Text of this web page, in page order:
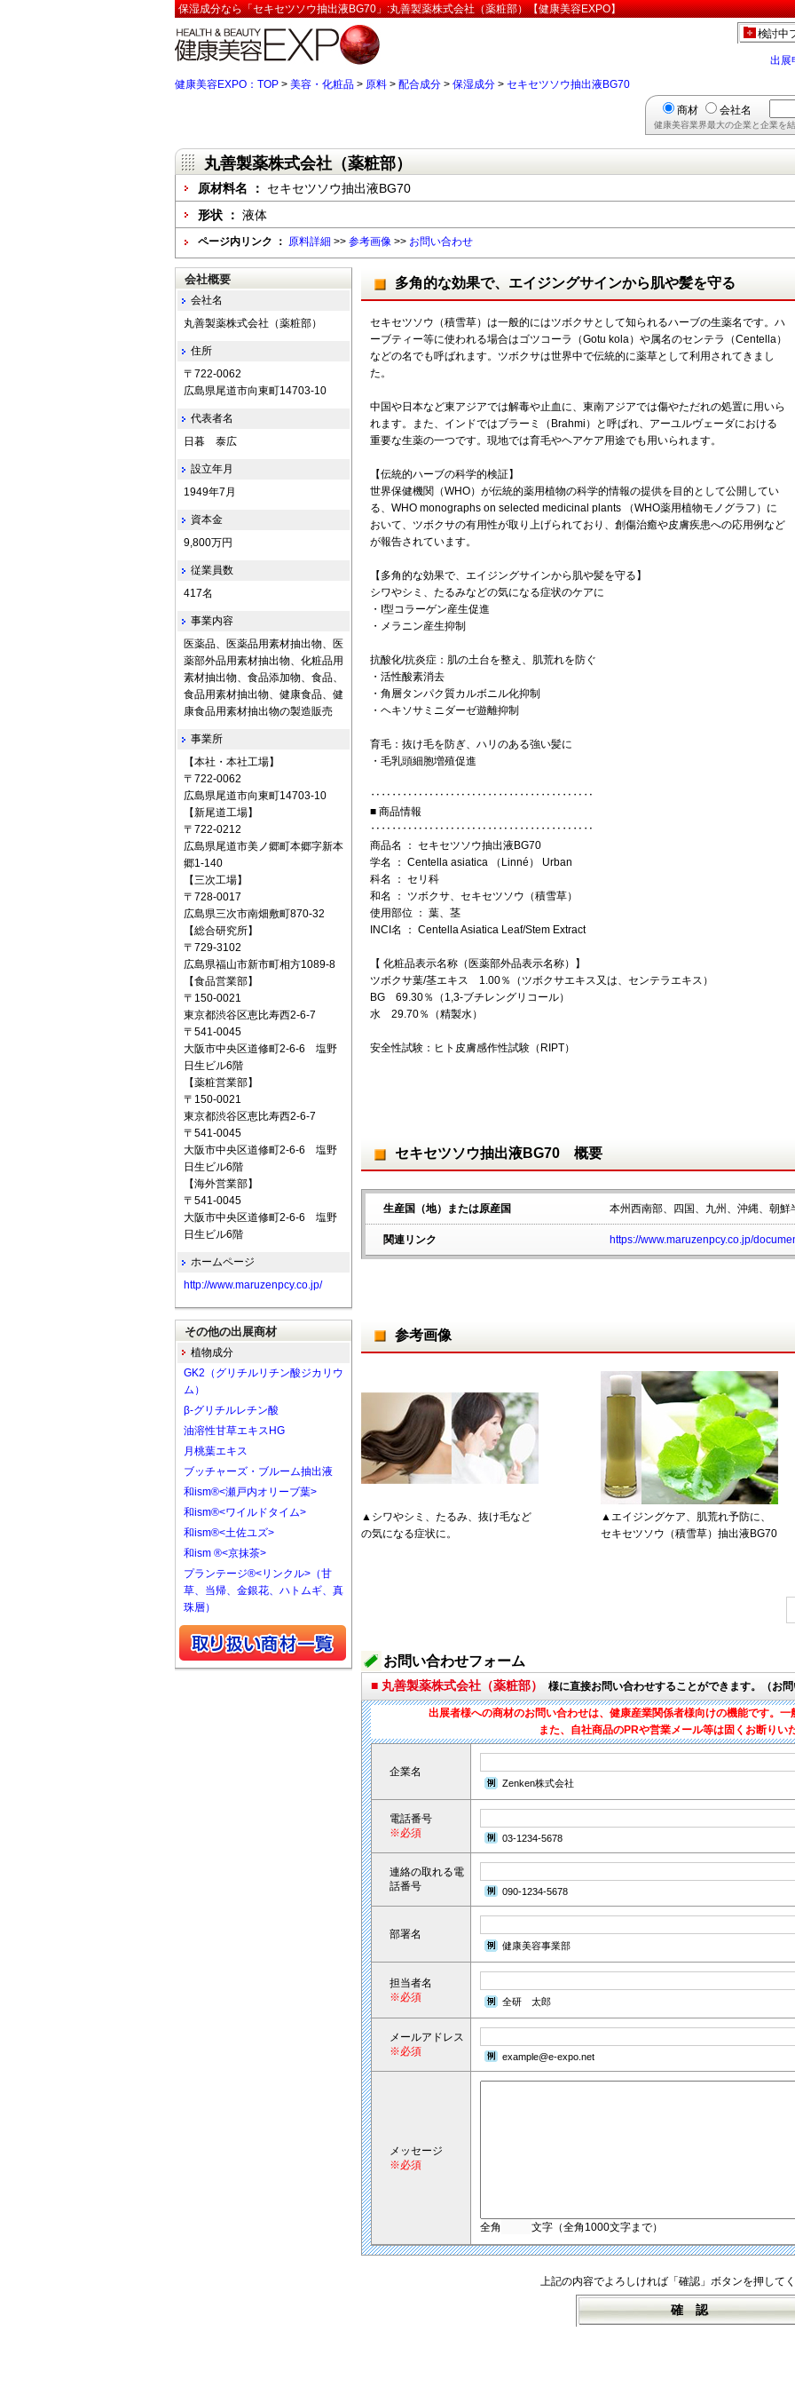
保湿成分なら「セキセツソウ抽出液BG70」:丸善製薬株式会社（薬粧部）【健康美容EXPO】
検討中
出展
健康美容EXPO：TOP > 美容・化粧品 > 原料 > 配合成分 > 保湿成分 > セキセツソウ抽出液BG70
商材 会社名
健康美容業界最大の企業と企業を
丸善製薬株式会社（薬粧部）
原材料名 ： セキセツソウ抽出液BG70
形状 ： 液体
ページ内リンク ： 原料詳細 >> 参考画像 >> お問い合わせ
多角的な効果で、エイジングサインから肌や髪を守る
セキセツソウ（積雪草）は一般的にはツボクサとして知られるハーブの生薬名です。ハ
ーブティー等に使われる場合はゴツコーラ（Gotu kola）や属名のセンテラ（Centella）
などの名でも呼ばれます。ツボクサは世界中で伝統的に薬草として利用されてきまし
た。
中国や日本など東アジアでは解毒や止血に、東南アジアでは傷やただれの処置に用いら
れます。また、インドではブラーミ（Brahmi）と呼ばれ、アーユルヴェーダにおける
重要な生薬の一つです。現地では育毛やヘアケア用途でも用いられます。
【伝統的ハーブの科学的検証】
世界保健機関（WHO）が伝統的薬用植物の科学的情報の提供を目的として公開してい
る、WHO monographs on selected medicinal plants （WHO薬用植物モノグラフ）に
おいて、ツボクサの有用性が取り上げられており、創傷治癒や皮膚疾患への応用例など
が報告されています。
【多角的な効果で、エイジングサインから肌や髪を守る】
シワやシミ、たるみなどの気になる症状のケアに
・I型コラーゲン産生促進
・メラニン産生抑制
抗酸化/抗炎症：肌の土台を整え、肌荒れを防ぐ
・活性酸素消去
・角層タンパク質カルボニル化抑制
・ヘキソサミニダーゼ遊離抑制
育毛：抜け毛を防ぎ、ハリのある強い髪に
・毛乳頭細胞増殖促進
‥‥‥‥‥‥‥‥‥‥‥‥‥‥‥‥‥‥‥‥‥
■ 商品情報
‥‥‥‥‥‥‥‥‥‥‥‥‥‥‥‥‥‥‥‥‥
商品名 ： セキセツソウ抽出液BG70
学名 ： Centella asiatica （Linné） Urban
科名 ： セリ科
和名 ： ツボクサ、セキセツソウ（積雪草）
使用部位 ： 葉、茎
INCI名 ： Centella Asiatica Leaf/Stem Extract
【 化粧品表示名称（医薬部外品表示名称）】
ツボクサ葉/茎エキス 1.00％（ツボクサエキス又は、センテラエキス）
BG 69.30％（1,3-ブチレングリコール）
水 29.70％（精製水）
安全性試験：ヒト皮膚感作性試験（RIPT）
セキセツソウ抽出液BG70 概要
生産国（地）または原産国 本州西南部、四国、九州、沖縄、朝
関連リンク https://www.maruzenpcy.co.jp/
参考画像
▲シワやシミ、たるみ、抜け毛など
の気になる症状に。
▲エイジングケア、肌荒れ予防に、
セキセツソウ（積雪草）抽出液BG70
お問い合わせフォーム
■ 丸善製薬株式会社（薬粧部） 様に直接お問い合わせすることができます。（お問
出展者様への商材のお問い合わせは、健康産業関係者様向けの機能です。一
また、自社商品のPRや営業メール等は固くお断りい
企業名
Zenken株式会社
電話番号
※必須
03-1234-5678
連絡の取れる電
話番号
090-1234-5678
部署名
健康美容事業部
担当者名
※必須
全研 太郎
メールアドレス
※必須
example@e-expo.net
メッセージ
※必須
全角 文字（全角1000文字まで）
上記の内容でよろしければ「確認」ボタンを押してく
会社概要
会社名
丸善製薬株式会社（薬粧部）
住所
〒722-0062
広島県尾道市向東町14703-10
代表者名
日暮 泰広
設立年月
1949年7月
資本金
9,800万円
従業員数
417名
事業内容
医薬品、医薬品用素材抽出物、医
薬部外品用素材抽出物、化粧品用
素材抽出物、食品添加物、食品、
食品用素材抽出物、健康食品、健
康食品用素材抽出物の製造販売
事業所
【本社・本社工場】
〒722‐0062
広島県尾道市向東町14703-10
【新尾道工場】
〒722‐0212
広島県尾道市美ノ郷町本郷字新本
郷1-140
【三次工場】
〒728-0017
広島県三次市南畑敷町870-32
【総合研究所】
〒729-3102
広島県福山市新市町相方1089-8
【食品営業部】
〒150‐0021
東京都渋谷区恵比寿西2-6-7
〒541‐0045
大阪市中央区道修町2-6-6 塩野
日生ビル6階
【薬粧営業部】
〒150‐0021
東京都渋谷区恵比寿西2-6-7
〒541‐0045
大阪市中央区道修町2-6-6 塩野
日生ビル6階
【海外営業部】
〒541-0045
大阪市中央区道修町2-6-6 塩野
日生ビル6階
ホームページ
http://www.maruzenpcy.co.jp/
その他の出展商材
植物成分
GK2（グリチルリチン酸ジカリウ
ム）
β-グリチルレチン酸
油溶性甘草エキスHG
月桃葉エキス
ブッチャーズ・ブルーム抽出液
和ism®<瀬戸内オリーブ葉>
和ism®<ワイルドタイム>
和ism®<土佐ユズ>
和ism ®<京抹茶>
プランテージ®<リンクル>（甘
草、当帰、金銀花、ハトムギ、真
珠層）